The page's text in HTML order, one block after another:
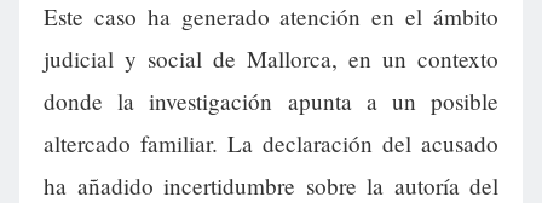
Este caso ha generado atención en el ámbito
judicial y social de Mallorca, en un contexto
donde la investigación apunta a un posible
altercado familiar. La declaración del acusado
ha añadido incertidumbre sobre la autoría del